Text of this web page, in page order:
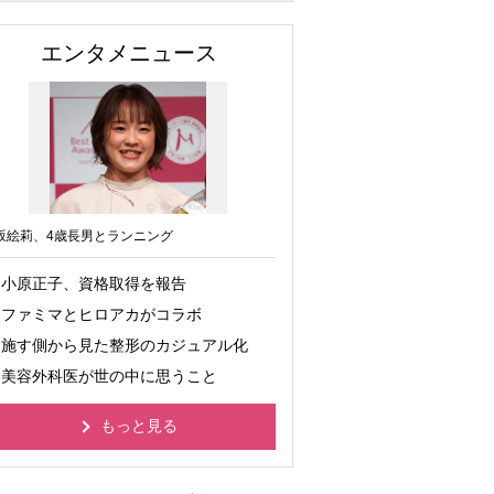
エンタメニュース
絵莉、4歳長男とランニング
小原正子、資格取得を報告
ファミマとヒロアカがコラボ
施す側から見た整形のカジュアル化
美容外科医が世の中に思うこと
もっと見る